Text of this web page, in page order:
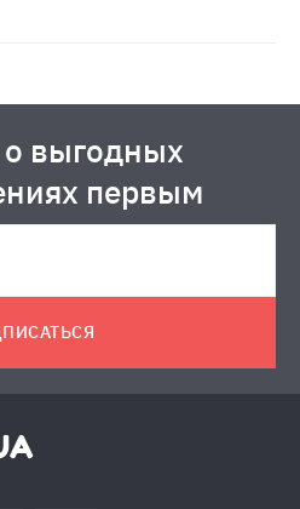
выгодных
первым